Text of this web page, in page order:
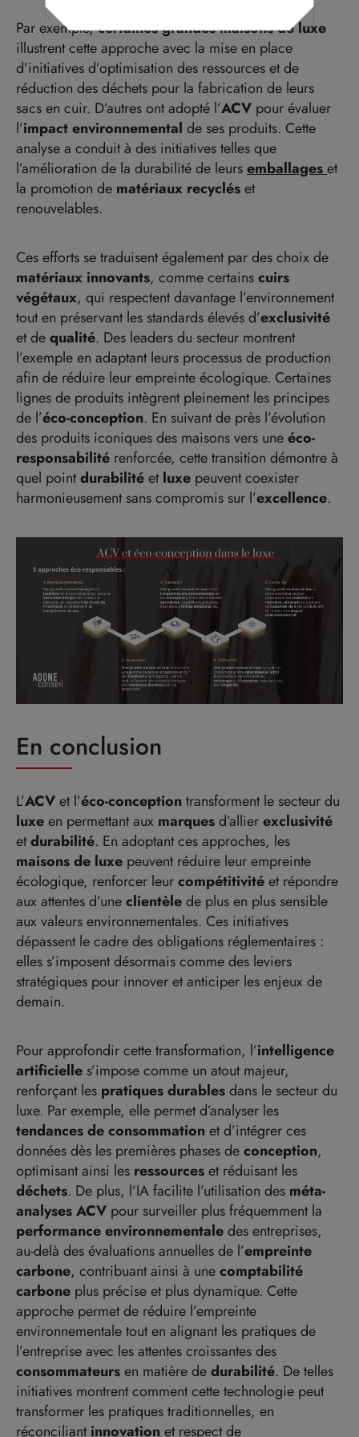
Par exemple,certaines grandes maisons de luxe
illustrent cette approche avec la mise en place
d’initiatives d’optimisation des ressources et de
réduction des déchets pour la fabrication de leurs
sacs en cuir. D’autres ont adopté l’ACV pour évaluer
l’impact environnemental de ses produits. Cette
analyse a conduit à des initiatives telles que
l’amélioration de la durabilité de leursemballageset
la promotion de matériaux recycléset
renouvelables.
Ces efforts se traduisent également par des choix de
matériaux innovants, commecertainscuirs
végétaux, qui respectentdavantage l’environnement
tout en préservant les standards élevés d’exclusivité
et dequalité. Des leaders du secteur montrent
l’exemple en adaptant leurs processus de production
afin de réduire leur empreinte écologique. Certaines
lignes de produits intègrent pleinement les principes
de l’éco-conception. En suivant de près l’évolution
des produits iconiques des maisons vers uneéco-
responsabilité renforcée, cettetransition démontreà
quel pointdurabilitéetluxe peuvent coexister
harmonieusement sans compromis sur l’excellence.
En conclusion
L’ACVet l’éco-conceptiontransforment le secteur du
luxeen permettant aux marquesd’allierexclusivité
etdurabilité. En adoptant ces approches, les
maisons de luxe peuvent réduire leur empreinte
écologique, renforcer leurcompétitivitéet répondre
aux attentes d’uneclientèlede plus en plus sensible
aux valeurs environnementales. Ces initiatives
dépassent le cadre des obligations réglementaires :
elles s’imposent désormais comme des leviers
stratégiques pour innover et anticiper les enjeux de
demain.
Pour approfondir cette transformation, l’intelligence
artificielle s’impose comme un atout majeur,
renforçant les pratiques durablesdans le secteur du
luxe. Par exemple, elle permet d’analyser les
tendances de consommationet d’intégrer ces
données dès les premières phases deconception,
optimisant ainsi les ressourceset réduisant les
déchets. De plus, l’IA facilite l’utilisation des méta-
analyses ACV pour surveiller plus fréquemment la
performance environnementaledes entreprises,
au-delà des évaluations annuelles de l’empreinte
carbone, contribuant ainsi à unecomptabilité
carbone plus précise et plus dynamique. Cette
approche permet de réduire l’empreinte
environnementale tout en alignant les pratiques de
l’entreprise avec les attentes croissantes des
consommateursen matière dedurabilité. De telles
initiatives montrent comment cette technologie peut
transformer les pratiques traditionnelles, en
réconciliantinnovationet respect de